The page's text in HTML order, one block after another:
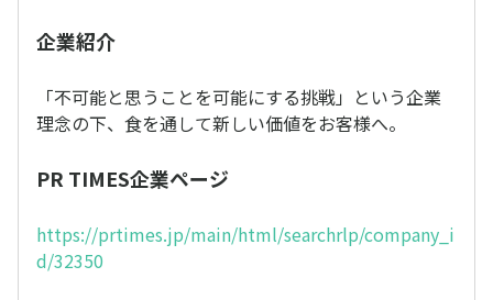
企業紹介
「不可能と思うことを可能にする挑戦」という企業
理念の下、食を通して新しい価値をお客様へ。
PR TIMES企業ページ
https://prtimes.jp/main/html/searchrlp/company_i
d/32350